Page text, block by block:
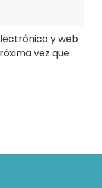
y web
vez que